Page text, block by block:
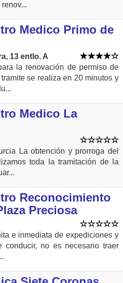
Medico Primo de
13 entlo. A
la renovación de permiso de
se realiza en 20 minutos y
Medico La
La obtención y prorroga del
toda la tramitación de la
Reconocimiento
Preciosa
e inmediata de expediciones y
conducir, no es necesario traer